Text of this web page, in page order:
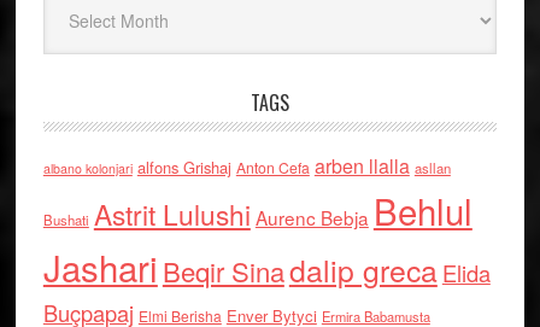
TAGS
albano kolonjari alfons Grishaj Anton Cefa arben llalla asllan
Bushati Astrit Lulushi Aurenc Bebja Behlul
Jashari Beqir Sinadalip grecaElida
Buçpapaj Elmi Berisha Enver Bytyci Ermira Babamusta